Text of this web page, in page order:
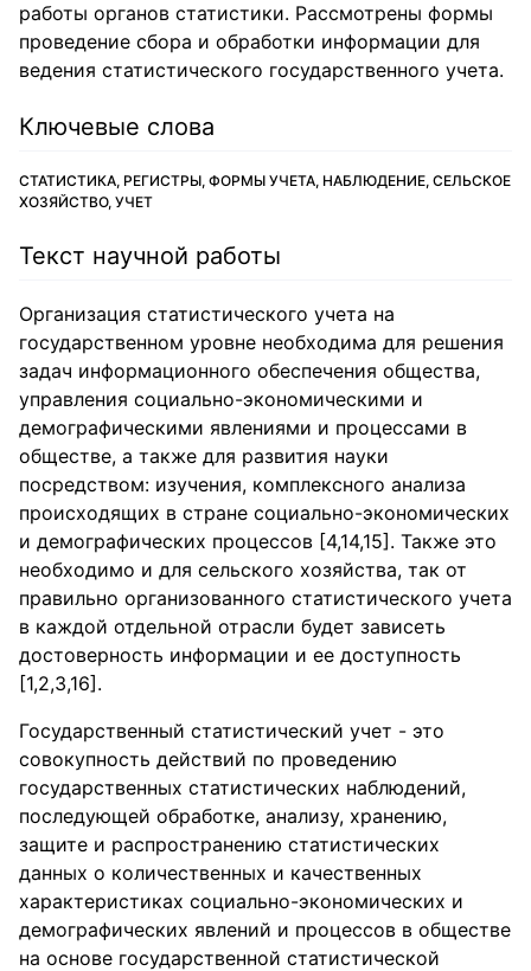
работы органов статистики. Рассмотрены формы
проведение сбора и обработки информации для
ведения статистического государственного учета.
Ключевые слова
СТАТИСТИКА, РЕГИСТРЫ, ФОРМЫ УЧЕТА, НАБЛЮДЕНИЕ, СЕЛЬСКОЕ
ХОЗЯЙСТВО, УЧЕТ
Текст научной работы
Организация статистического учета на
государственном уровне необходима для решения
задач информационного обеспечения общества,
управления социально-экономическими и
демографическими явлениями и процессами в
обществе, а также для развития науки
посредством: изучения, комплексного анализа
происходящих в стране социально-экономических
и демографических процессов [4,14,15]. Также это
необходимо и для сельского хозяйства, так от
правильно организованного статистического учета
в каждой отдельной отрасли будет зависеть
достоверность информации и ее доступность
[1,2,3,16].
Государственный статистический учет - это
совокупность действий по проведению
государственных статистических наблюдений,
последующей обработке, анализу, хранению,
защите и распространению статистических
данных о количественных и качественных
характеристиках социально-экономических и
демографических явлений и процессов в обществе
на основе государственной статистической